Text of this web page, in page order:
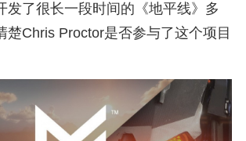
发了很长一段时间的《地平线》多
楚Chris Proctor是否参与了这个项目